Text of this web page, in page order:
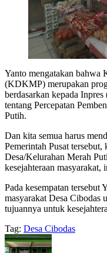
Yanto mengatakan bahwa
(KDKMP) merupakan
berdasarkan kepada
tentang Percepatan
Putih.
Dan kita semua harus
Pemerintah Pusat
Desa/Kelurahan Merah
kesejahteraan masyarakat,
Pada kesempatan tersebut
masyarakat Desa Cibodas
tujuannya untuk
Tag: Desa Cibodas